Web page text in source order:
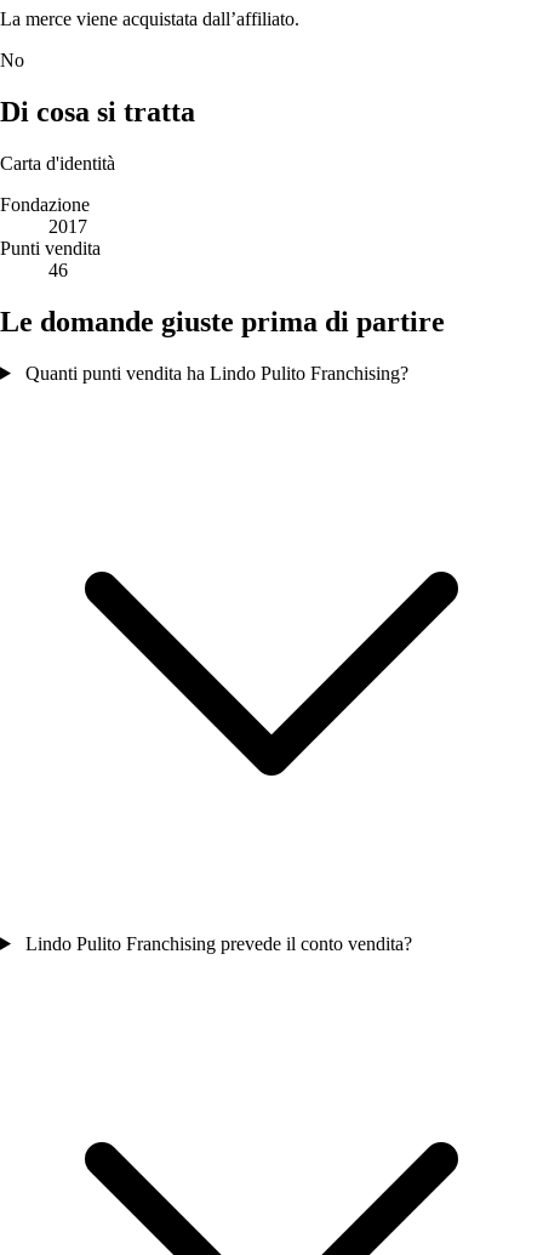
La merce viene acquistata dall’affiliato.
No
Di cosa si tratta
Carta d'identità
Fondazione
2017
Punti vendita
46
Le domande giuste prima di partire
Quanti punti vendita ha Lindo Pulito Franchising?
Lindo Pulito Franchising prevede il conto vendita?